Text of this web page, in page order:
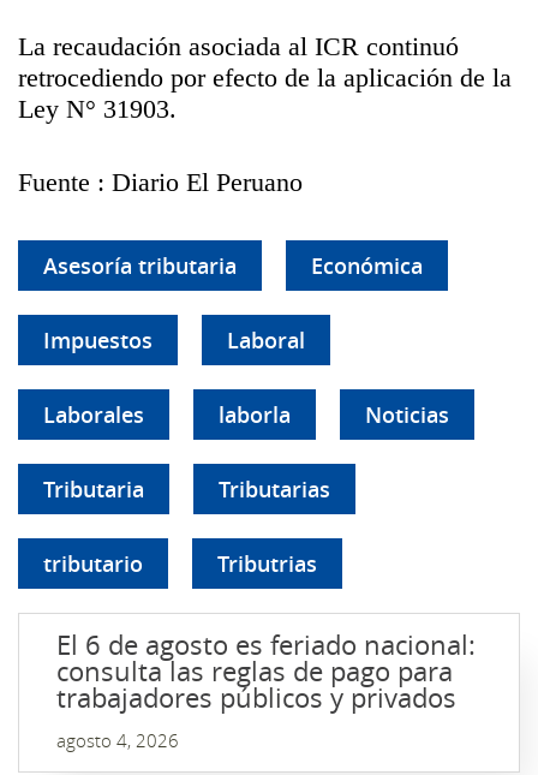
La recaudación asociada al ICR continuó
retrocediendo por efecto de la aplicación de la
Ley N° 31903.
Fuente : Diario El Peruano
Asesoría tributaria Económica
Impuestos Laboral
Laborales laborla Noticias
Tributaria Tributarias
tributario Tributrias
El 6 de agosto es feriado nacional:
consulta las reglas de pago para
trabajadores públicos y privados
agosto 4, 2026